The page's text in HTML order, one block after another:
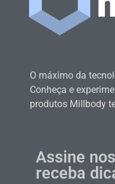
O máximo da
Conheça e
produtos Millbody
Assine
receba